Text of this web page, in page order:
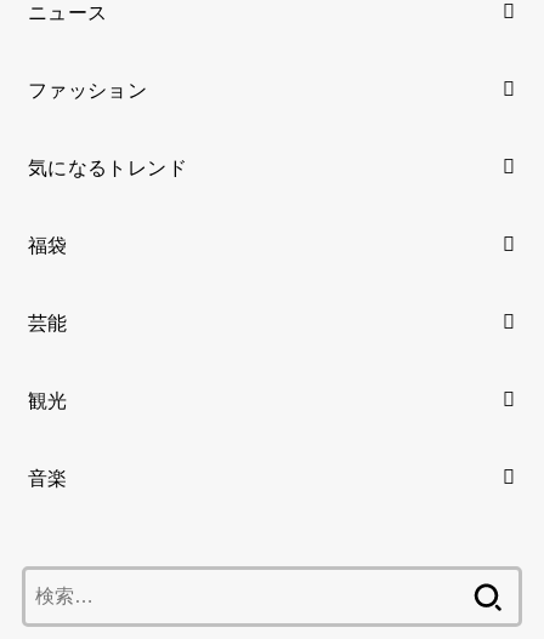
ニュース
ファッション
気になるトレンド
福袋
芸能
観光
音楽
索: